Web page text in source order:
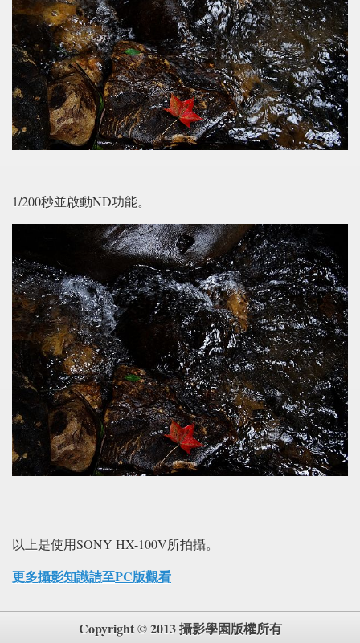
1/200秒並啟動ND功能。
以上是使用SONY HX-100V所拍攝。
更多攝影知識請至PC版觀看
Copyright © 2013 攝影學園版權所有